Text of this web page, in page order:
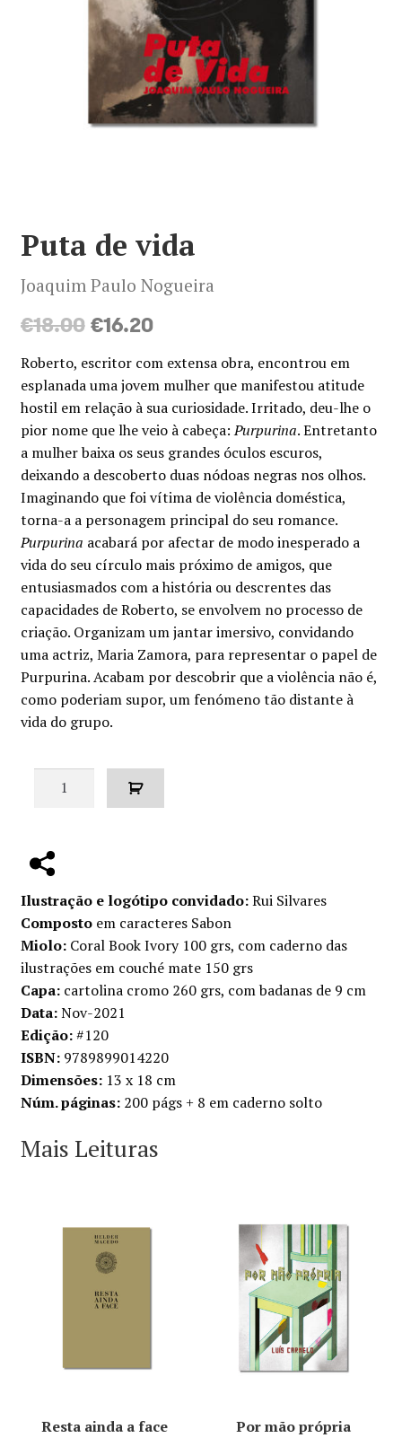
Minha conta
Política de privacidade
Termos e Condições
Puta de vida
Joaquim Paulo Nogueira
€18.00 O
preço
original
era:
€18.00.
€16.20O
preço
atual
é:
€16.20.
Roberto, escritor com extensa obra, encontrou em
esplanada uma jovem mulher que manifestou atitude
hostil em relação à sua curiosidade. Irritado, deu-lhe o
pior nome que lhe veio à cabeça:Purpurina. Entretanto
a mulher baixa os seus grandes óculos escuros,
deixando a descoberto duas nódoas negras nos olhos.
Imaginando que foi vítima de violência doméstica,
torna-a a personagem principal do seu romance.
Purpurina acabará por afectar de modo inesperado a
vida do seu círculo mais próximo de amigos, que
entusiasmados com a história ou descrentes das
capacidades de Roberto, se envolvem no processo de
criação. Organizam um jantar imersivo, convidando
uma actriz, Maria Zamora, para representar o papel de
Purpurina. Acabam por descobrir que a violência não é,
como poderiam supor, um fenómeno tão distante à
vida do grupo.
Quantidade
vida
Ilustração e logótipo convidado:Rui Silvares
Compostoem caracteres Sabon
Miolo:Coral Book Ivory 100 grs, com caderno das
ilustrações em couché mate 150 grs
Capa:cartolina cromo 260 grs, com badanas de 9 cm
Data:Nov-2021
Edição:#120
ISBN:9789899014220
Dimensões:13 x 18 cm
Núm. páginas:200 págs + 8 em caderno solto
Mais Leituras
Resta ainda a face Por mão própria